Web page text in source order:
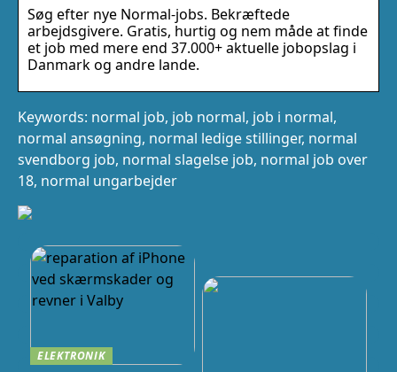
Søg efter nye Normal-jobs. Bekræftede
arbejdsgivere. Gratis, hurtig og nem måde at finde
et job med mere end 37.000+ aktuelle jobopslag i
Danmark og andre lande.
Keywords: normal job, job normal, job i normal,
normal ansøgning, normal ledige stillinger, normal
svendborg job, normal slagelse job, normal job over
18, normal ungarbejder
ELEKTRONIK